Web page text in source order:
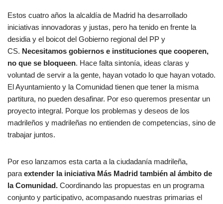
Estos cuatro años la alcaldía de Madrid ha desarrollado
iniciativas innovadoras y justas, pero ha tenido en frente la
desidia y el boicot del Gobierno regional del PP y
CS. Necesitamos gobiernos e instituciones que cooperen,
no que se bloqueen. Hace falta sintonía, ideas claras y
voluntad de servir a la gente, hayan votado lo que hayan votado.
El Ayuntamiento y la Comunidad tienen que tener la misma
partitura, no pueden desafinar. Por eso queremos presentar un
proyecto integral. Porque los problemas y deseos de los
madrileños y madrileñas no entienden de competencias, sino de
trabajar juntos.
Por eso lanzamos esta carta a la ciudadanía madrileña,
para extender la iniciativa Más Madrid también al ámbito de
la Comunidad. Coordinando las propuestas en un programa
conjunto y participativo, acompasando nuestras primarias el